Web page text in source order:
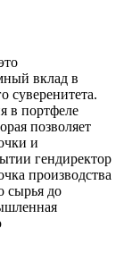
вклад в
суверенитета.
в портфеле
позволяет
и
гендиректор
производства
сырья до